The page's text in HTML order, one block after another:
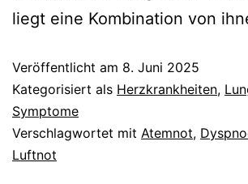
liegt eine Kombination von
Veröffentlicht am 8. Juni 2025
Kategorisiert als Herzkrankheiten,
Symptome
Verschlagwortet mit Atemnot,
Luftnot